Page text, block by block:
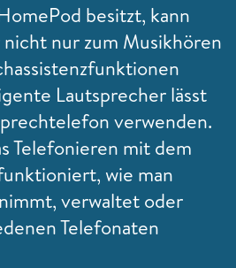
besitzt, kann
nur zum Musikhören
Lautsprecher lässt
verwenden.
Telefonieren mit dem
wie man
verwaltet oder
Telefonaten